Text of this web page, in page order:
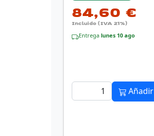
84,60 €
Incluido (IVA 21%)
Entrega lunes 10 ago
Añadir